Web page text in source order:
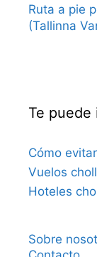
Ruta a pie
(Tallinna
Te puede
Cómo
Vuelos
Hoteles
Sobre